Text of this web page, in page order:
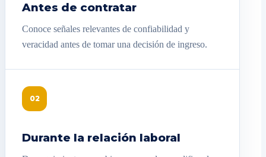
Antes de contratar
Conoce señales relevantes de confiabilidad y
veracidad antes de tomar una decisión de ingreso.
02
Durante la relación laboral